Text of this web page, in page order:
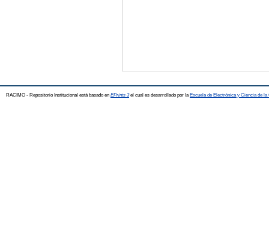
RACIMO - Repositorio Institucional está basado en EPrints 3el cual es desarrollado por la Escuela de Electrónica y Ciencia de la